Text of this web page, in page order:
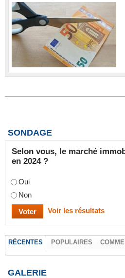
SONDAGE
Selon vous, le marché
en 2024 ?
Oui
Non
Voir les résultats
RÉCENTES POPULAIRES
GALERIE